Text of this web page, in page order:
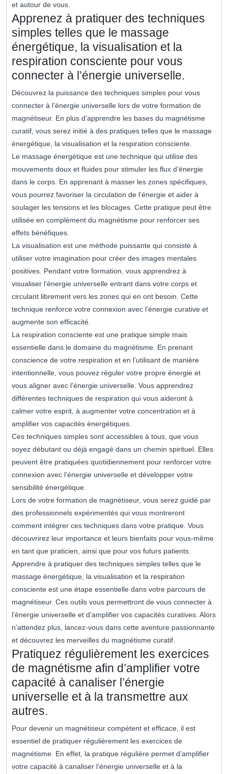
et autour de vous.
Apprenez à pratiquer des techniques
simples telles que le massage
énergétique, la visualisation et la
respiration consciente pour vous
connecter à l’énergie universelle.
Découvrez la puissance des techniques simples pour vous
connecter à l’énergie universelle lors de votre formation de
magnétiseur. En plus d’apprendre les bases du magnétisme
curatif, vous serez initié à des pratiques telles que le massage
énergétique, la visualisation et la respiration consciente.
Le massage énergétique est une technique qui utilise des
mouvements doux et fluides pour stimuler les flux d’énergie
dans le corps. En apprenant à masser les zones spécifiques,
vous pourrez favoriser la circulation de l’énergie et aider à
soulager les tensions et les blocages. Cette pratique peut être
utilisée en complément du magnétisme pour renforcer ses
effets bénéfiques.
La visualisation est une méthode puissante qui consiste à
utiliser votre imagination pour créer des images mentales
positives. Pendant votre formation, vous apprendrez à
visualiser l’énergie universelle entrant dans votre corps et
circulant librement vers les zones qui en ont besoin. Cette
technique renforce votre connexion avec l’énergie curative et
augmente son efficacité.
La respiration consciente est une pratique simple mais
essentielle dans le domaine du magnétisme. En prenant
conscience de votre respiration et en l’utilisant de manière
intentionnelle, vous pouvez réguler votre propre énergie et
vous aligner avec l’énergie universelle. Vous apprendrez
différentes techniques de respiration qui vous aideront à
calmer votre esprit, à augmenter votre concentration et à
amplifier vos capacités énergétiques.
Ces techniques simples sont accessibles à tous, que vous
soyez débutant ou déjà engagé dans un chemin spirituel. Elles
peuvent être pratiquées quotidiennement pour renforcer votre
connexion avec l’énergie universelle et développer votre
sensibilité énergétique.
Lors de votre formation de magnétiseur, vous serez guidé par
des professionnels expérimentés qui vous montreront
comment intégrer ces techniques dans votre pratique. Vous
découvrirez leur importance et leurs bienfaits pour vous-même
en tant que praticien, ainsi que pour vos futurs patients.
Apprendre à pratiquer des techniques simples telles que le
massage énergétique, la visualisation et la respiration
consciente est une étape essentielle dans votre parcours de
magnétiseur. Ces outils vous permettront de vous connecter à
l’énergie universelle et d’amplifier vos capacités curatives. Alors
n’attendez plus, lancez-vous dans cette aventure passionnante
et découvrez les merveilles du magnétisme curatif.
Pratiquez régulièrement les exercices
de magnétisme afin d’amplifier votre
capacité à canaliser l’énergie
universelle et à la transmettre aux
autres.
Pour devenir un magnétiseur compétent et efficace, il est
essentiel de pratiquer régulièrement les exercices de
magnétisme. En effet, la pratique régulière permet d’amplifier
votre capacité à canaliser l’énergie universelle et à la